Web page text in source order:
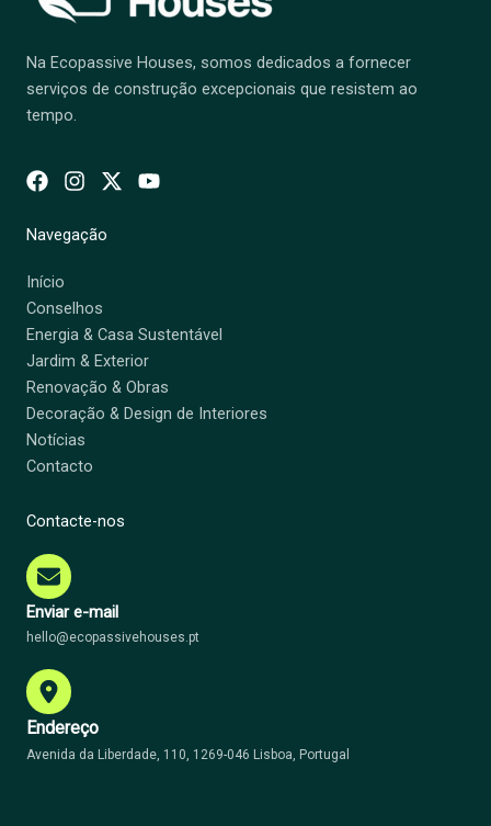
Na Ecopassive Houses, somos dedicados a fornecer
serviços de construção excepcionais que resistem ao
tempo.
Navegação
Início
Conselhos
Energia & Casa Sustentável
Jardim & Exterior
Renovação & Obras
Decoração & Design de Interiores
Notícias
Contacto
Contacte-nos
Enviar e-mail
hello@ecopassivehouses.pt
Endereço
Avenida da Liberdade, 110, 1269-046 Lisboa, Portugal